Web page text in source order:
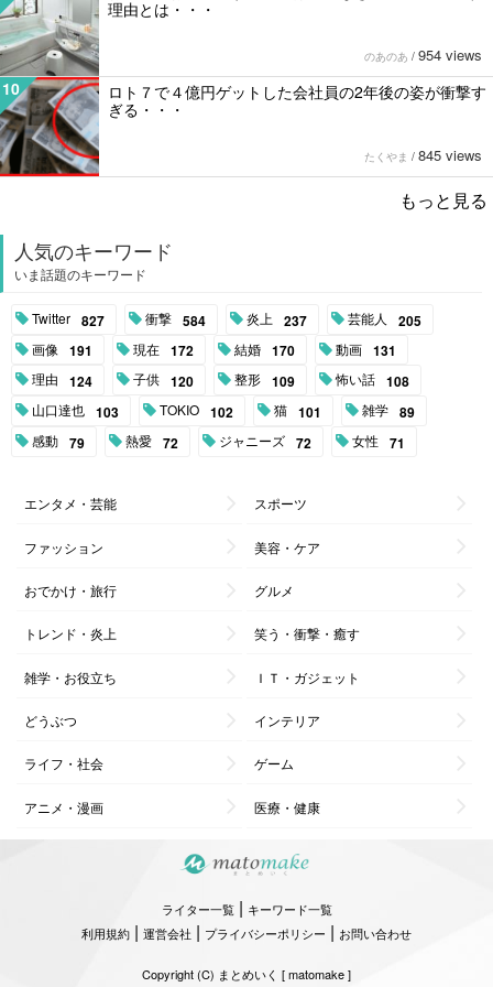
理由とは・・・
のあのあ / 954 views
10
ロト７で４億円ゲットした会社員の2年後の姿が衝撃す
ぎる・・・
たくやま / 845 views
もっと見る
人気のキーワード
いま話題のキーワード
Twitter 827 衝撃 584 炎上 237 芸能人 205
画像 191 現在 172 結婚 170 動画 131
理由 124 子供 120 整形 109 怖い話 108
山口達也 103 TOKIO 102 猫 101 雑学 89
感動 79 熱愛 72 ジャニーズ 72 女性 71
エンタメ・芸能 スポーツ
ファッション 美容・ケア
おでかけ・旅行 グルメ
トレンド・炎上 笑う・衝撃・癒す
雑学・お役立ち ＩＴ・ガジェット
どうぶつ インテリア
ライフ・社会 ゲーム
アニメ・漫画 医療・健康
ライター一覧| キーワード一覧
利用規約 | 運営会社 | プライバシーポリシー | お問い合わせ
Copyright (C) まとめいく [ matomake ]